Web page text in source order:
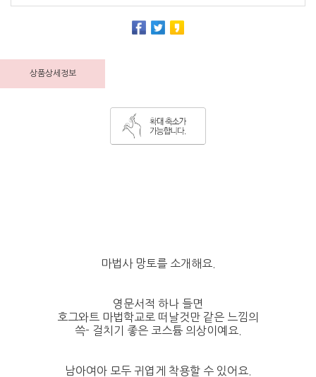
상품상세정보
마법사 망토를 소개해요.
영문서적 하나 들면
호그와트 마법학교로 떠날것만 같은 느낌의
쓱- 걸치기 좋은 코스튬 의상이예요.
남아여아 모두 귀엽게 착용할 수 있어요.